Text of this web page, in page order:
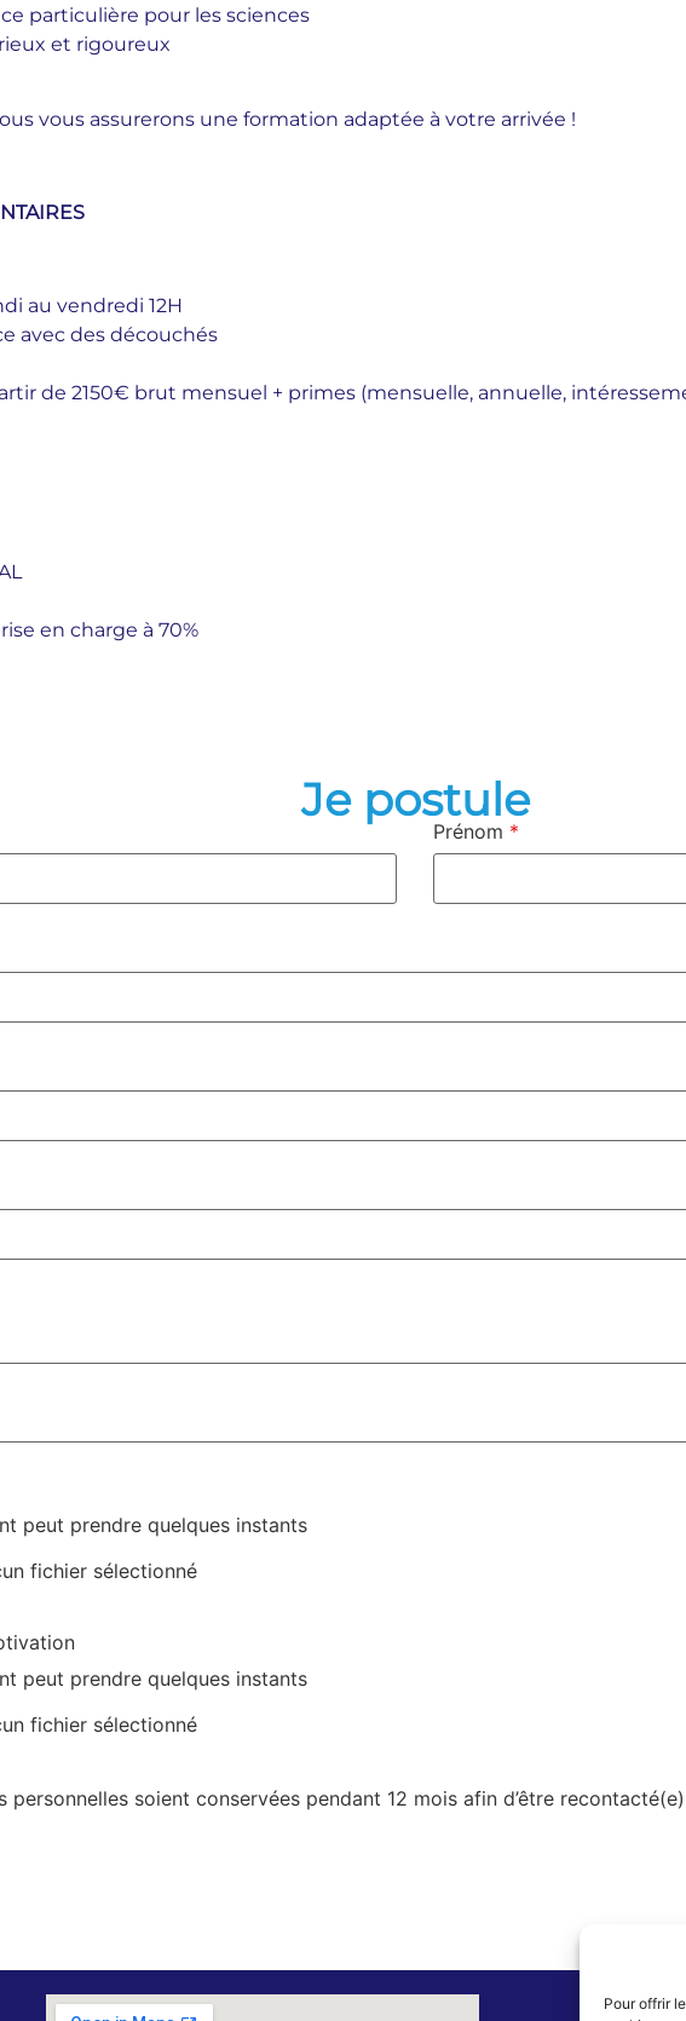
Pour offrir
particulière pour les sciences
et rigoureux
vous assurerons une formation adaptée à votre arrivée !
au vendredi 12H
avec des découchés
de 2150€ brut mensuel + primes (mensuelle, annuelle,
en charge à 70%
Je postule
Prénom *
peut prendre quelques instants
fichier sélectionné
peut prendre quelques instants
fichier sélectionné
personnelles soient conservées pendant 12 mois afin d’être